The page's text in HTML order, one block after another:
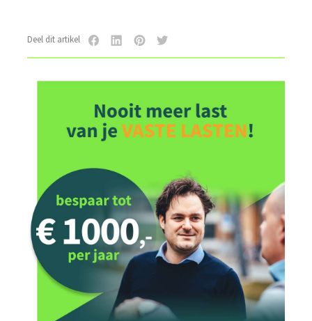
Deel dit artikel